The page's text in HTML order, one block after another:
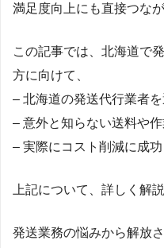
満足度向上にも直接つな
この記事では、北海道で
方に向けて、
– 北海道の発送代行業者
– 意外と知らない送料や
– 実際にコスト削減に成
上記について、詳しく解
発送業務の悩みから解放